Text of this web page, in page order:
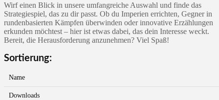
Wirf einen Blick in unsere umfangreiche Auswahl und finde das
Strategiespiel, das zu dir passt. Ob du Imperien errichten, Gegner in
rundenbasierten Kämpfen überwinden oder innovative Erzählungen
erkunden möchtest – hier ist etwas dabei, das dein Interesse weckt.
Bereit, die Herausforderung anzunehmen? Viel Spaß!
Sortierung:
Name
Downloads